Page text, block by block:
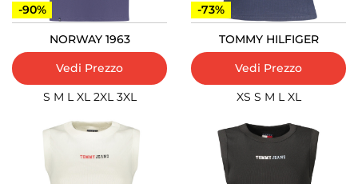
-90%
NORWAY 1963
Vedi Prezzo
S M L XL 2XL 3XL
-73%
TOMMY HILFIGER
Vedi Prezzo
XS S M L XL